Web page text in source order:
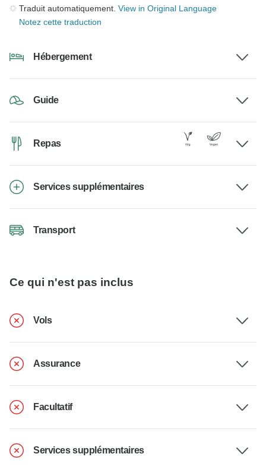
Traduit automatiquement. View in Original Language
Notez cette traduction
Hébergement
Guide
Repas
Services supplémentaires
Transport
Ce qui n'est pas inclus
Vols
Assurance
Facultatif
Services supplémentaires